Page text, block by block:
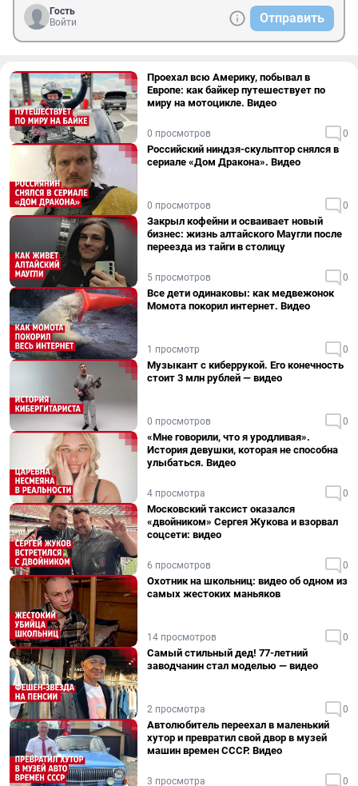
Гость
Войти
Отправить
Проехал всю Америку, побывал в
Европе: как байкер путешествует по
миру на мотоцикле. Видео
0 просмотров 0
Российский ниндзя-скульптор снялся в
сериале «Дом Дракона». Видео
0 просмотров 0
Закрыл кофейни и осваивает новый
бизнес: жизнь алтайского Маугли после
переезда из тайги в столицу
5 просмотров 0
Все дети одинаковы: как медвежонок
Момота покорил интернет. Видео
1 просмотр 0
Музыкант с киберрукой. Его конечность
стоит 3 млн рублей — видео
0 просмотров 0
«Мне говорили, что я уродливая».
История девушки, которая не способна
улыбаться. Видео
4 просмотра 0
Московский таксист оказался
«двойником» Сергея Жукова и взорвал
соцсети: видео
6 просмотров 0
Охотник на школьниц: видео об одном из
самых жестоких маньяков
14 просмотров 0
Самый стильный дед! 77-летний
заводчанин стал моделью — видео
2 просмотра 0
Автолюбитель переехал в маленький
хутор и превратил свой двор в музей
машин времен СССР. Видео
3 просмотра 0